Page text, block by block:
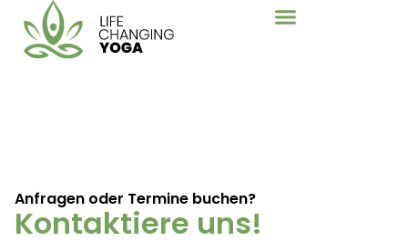
Anfragen oder Termine buchen?
Kontaktiere uns!